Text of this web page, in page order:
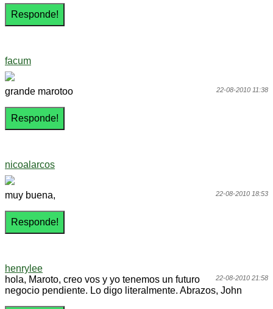
facum
22-08-2010 11:38
grande marotoo
nicoalarcos
22-08-2010 18:53
muy buena,
henrylee
22-08-2010 21:58
hola, Maroto, creo vos y yo tenemos un futuro
negocio pendiente. Lo digo literalmente. Abrazos, John